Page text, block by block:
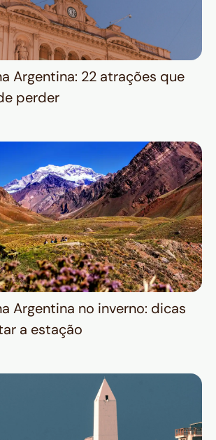
Argentina: 22 atrações que
perder
Argentina no inverno: dicas
a estação